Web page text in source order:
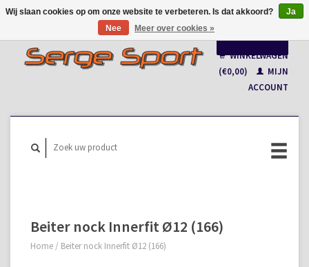
Français
WINKELWAGEN
(€0,00)
MIJN
ACCOUNT
Beiter nock Innerfit Ø12 (166)
Home / Beiter nock Innerfit Ø12 (166)
Wij slaan cookies op om onze website te verbeteren. Is dat akkoord?
Ja
Nee
Meer over cookies »